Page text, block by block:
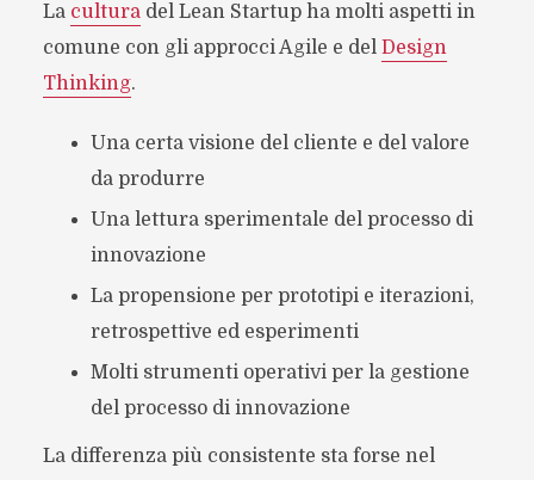
La culturadel Lean Startup ha molti aspetti in
comune con gli approcci Agile e del Design
Thinking.
Una certa visione del cliente e del valore
da produrre
Una lettura sperimentale del processo di
innovazione
La propensione per prototipi e iterazioni,
retrospettive ed esperimenti
Molti strumenti operativi per la gestione
del processo di innovazione
La differenza più consistente sta forse nel